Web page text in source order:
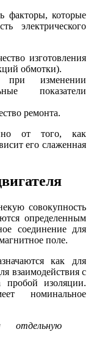
факторы, которые
электрического
изготовления
обмотки).
изменении
показатели
ремонта.
от того, как
его слаженная
совокупность
определенным
соединение для
поле.
как для
взаимодействия с
изоляции.
номинальное
отдельную